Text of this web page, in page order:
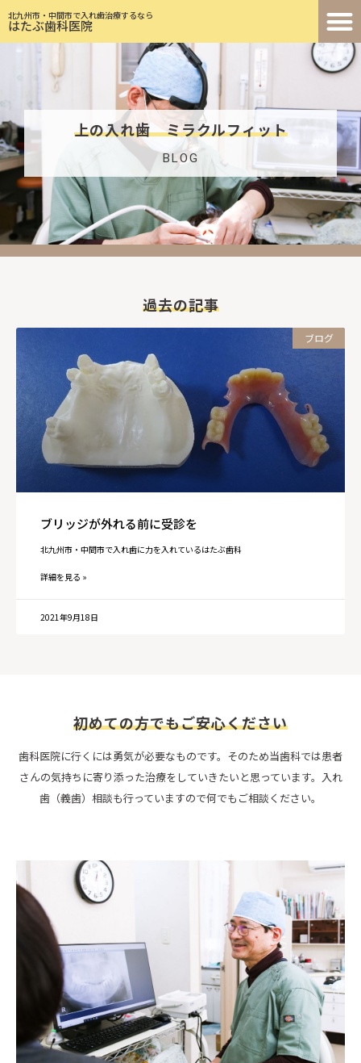
北九州市・中間市で入れ歯治療するなら
はたぶ歯科医院
上の入れ歯 ミラクルフィット
BLOG
過去の記事
ブログ
ブリッジが外れる前に受診を
北九州市・中間市で入れ歯に力を入れているはたぶ歯科
詳細を見る »
2021年9月18日
初めての方でもご安心ください
歯科医院に行くには勇気が必要なものです。そのため当歯科では患者
さんの気持ちに寄り添った治療をしていきたいと思っています。入れ
歯（義歯）相談も行っていますので何でもご相談ください。